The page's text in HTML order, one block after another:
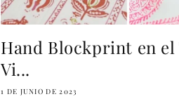
Hand Blockprint en
Vi...
1 DE JUNIO DE 2023